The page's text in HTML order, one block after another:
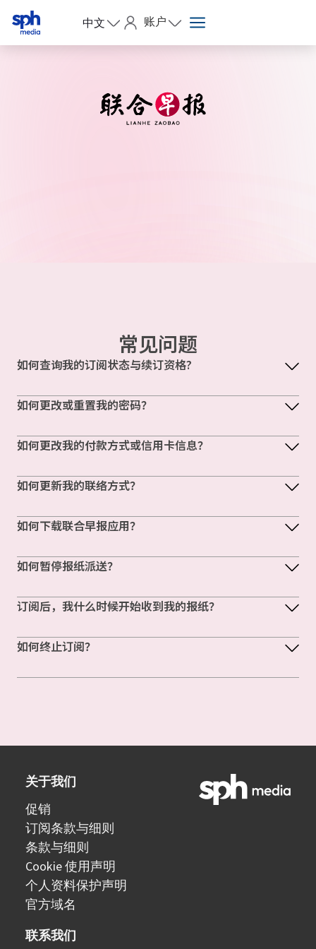
中文 账户
常见问题
如何查询我的订阅状态与续订资格?
如何更改或重置我的密码？
如何更改我的付款方式或信用卡信息？
如何更新我的联络方式？
如何下载联合早报应用？
如何暂停报纸派送？
订阅后，我什么时候开始收到我的报纸？
如何终止订阅？
关于我们
促销
订阅条款与细则
条款与细则
Cookie 使用声明
个人资料保护声明
官方域名
联系我们